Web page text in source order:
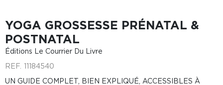
YOGA GROSSESSE PRÉNATAL &
POSTNATAL
Éditions Le Courrier Du Livre
REF. 11184540
UN GUIDE COMPLET, BIEN EXPLIQUÉ, ACCESSIBLES À